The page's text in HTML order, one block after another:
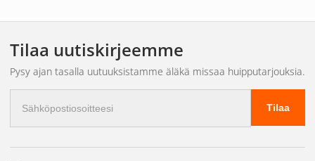
Tilaa uutiskirjeemme
Pysy ajan tasalla uutuuksistamme äläkä missaa huipputarjouksia.
Tilaa